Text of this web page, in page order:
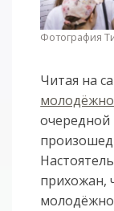
Фотография
Читая на
очередной
прихожан,